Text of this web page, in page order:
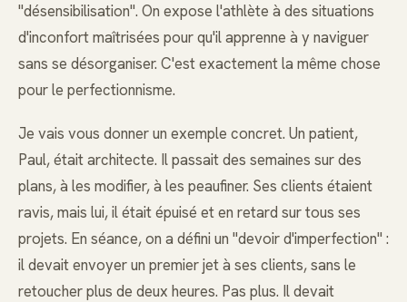
"désensibilisation". On expose l'athlète à des situations
d'inconfort maîtrisées pour qu'il apprenne à y naviguer
sans se désorganiser. C'est exactement la même chose
pour le perfectionnisme.
Je vais vous donner un exemple concret. Un patient,
Paul, était architecte. Il passait des semaines sur des
plans, à les modifier, à les peaufiner. Ses clients étaient
ravis, mais lui, il était épuisé et en retard sur tous ses
projets. En séance, on a défini un "devoir d'imperfection" :
il devait envoyer un premier jet à ses clients, sans le
retoucher plus de deux heures. Pas plus. Il devait